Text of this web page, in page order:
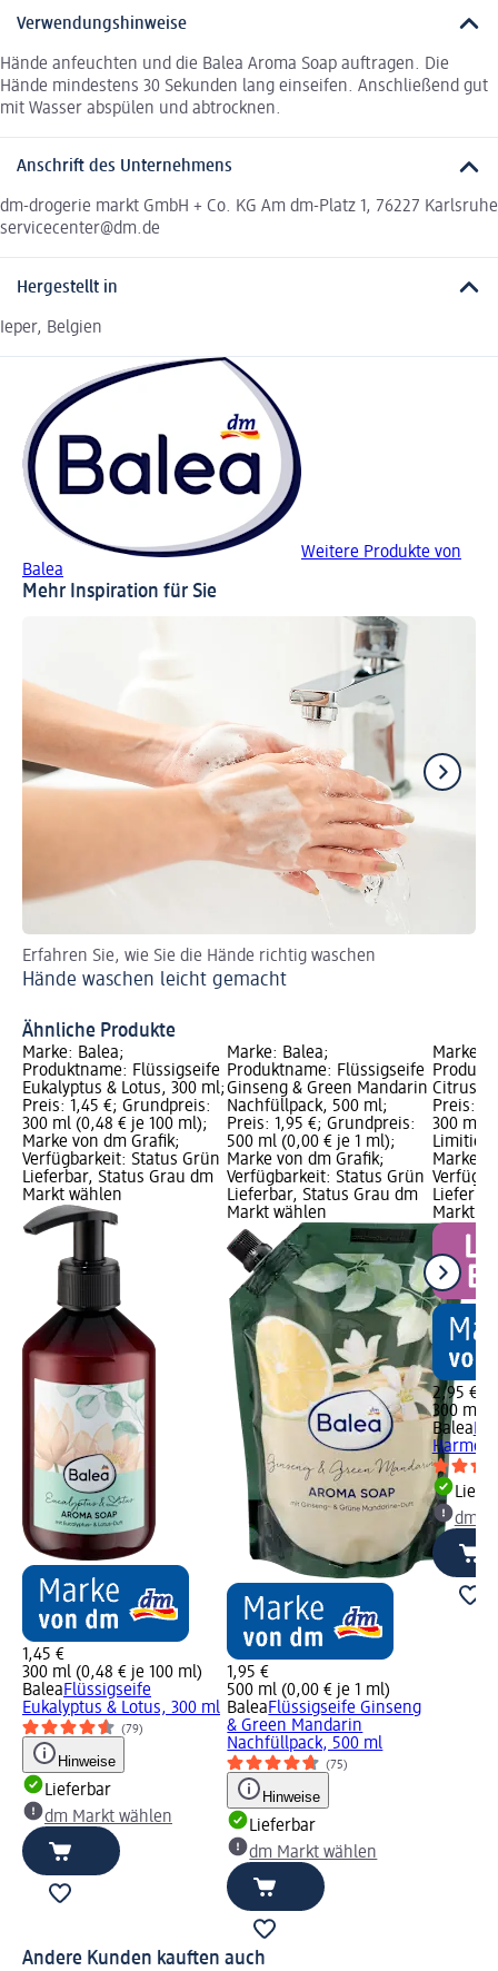
Verwendungshinweise
Hände anfeuchten und die Balea Aroma Soap auftragen. Die
Hände mindestens 30 Sekunden lang einseifen. Anschließend gut
mit Wasser abspülen und abtrocknen.
Anschrift des Unternehmens
dm-drogerie markt GmbH + Co. KG Am dm-Platz 1, 76227 Karlsruhe
servicecenter@dm.de
Hergestellt in
Ieper, Belgien
Weitere Produkte von
Balea
Mehr Inspiration für Sie
Erfahren Sie, wie Sie die Hände richtig waschen
Hände waschen leicht gemacht
Ähnliche Produkte
Marke: Balea;
Produktname: Flüssigseife
Eukalyptus & Lotus, 300 ml;
Preis: 1,45 €; Grundpreis:
300 ml (0,48 € je 100 ml);
Marke von dm Grafik;
Verfügbarkeit: Status Grün
Lieferbar, Status Grau dm
Markt wählen
1,45 €
300 ml (0,48 € je 100 ml)
BaleaFlüssigseife
Eukalyptus & Lotus, 300 ml
(79)
Hinweise
Lieferbar
dm Markt wählen
Marke: Balea;
Produktname: Flüssigseife
Ginseng & Green Mandarin
Nachfüllpack, 500 ml;
Preis: 1,95 €; Grundpreis:
500 ml (0,00 € je 1 ml);
Marke von dm Grafik;
Verfügbarkeit: Status Grün
Lieferbar, Status Grau dm
Markt wählen
1,95 €
500 ml (0,00 € je 1 ml)
BaleaFlüssigseife Ginseng
& Green Mandarin
Nachfüllpack, 500 ml
(75)
Hinweise
Lieferbar
dm Markt wählen
Marke:
Citrus
Preis:
300 ml
Marke
Markt
2,95 €
300 ml
Balea
dm
Andere Kunden kauften auch